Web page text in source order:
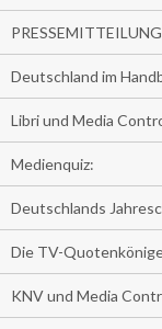
PRESSEMITTEILUNG
Deutschland im
Libri und Media
Medienquiz:
Deutschlands
Die TV-
KNV und Media